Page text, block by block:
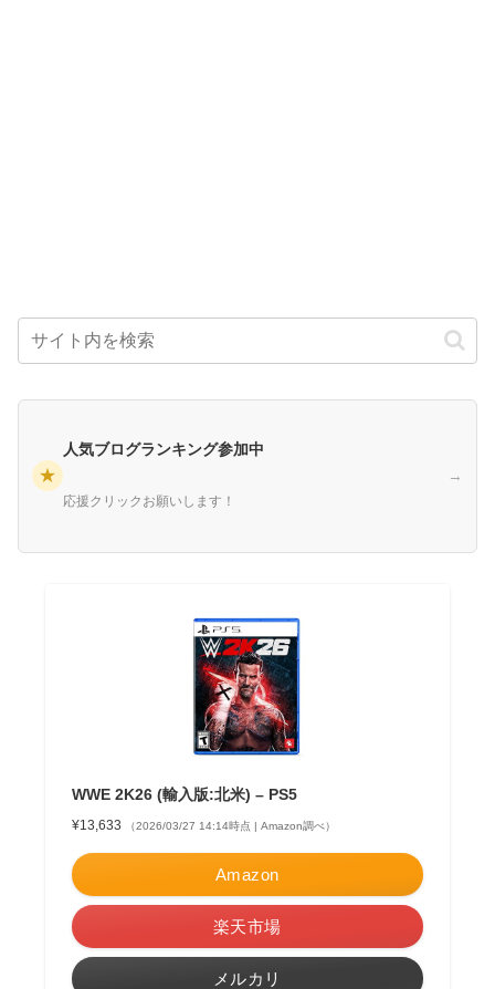
★
人気ブログランキング参加中
応援クリックお願いします！
→
WWE 2K26 (輸入版:北米) – PS5
¥13,633 （2026/03/27 14:14時点 | Amazon調べ）
Amazon
楽天市場
メルカリ